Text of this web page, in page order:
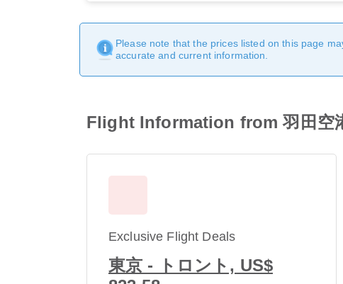
Please note that the prices listed on this page
accurate and current information.
Flight Information from 羽田空
Exclusive Flight Deals
東京 - トロント, US$